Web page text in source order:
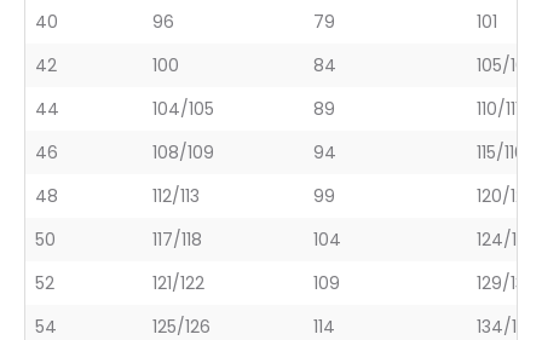
40
96 79
101
42
100 84
105/106
44
104/105 89
110/111
46
108/109 94
115/116
48
112/113 99
120/121
50
117/118 104
124/125
52
121/122 109
129/130
54
125/126 114 134/135